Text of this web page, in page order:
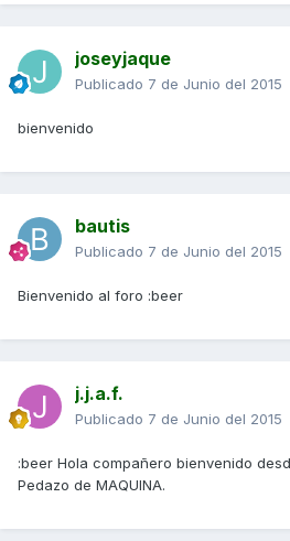
joseyjaque
Publicado 7 de Junio del 2015
bienvenido
bautis
Publicado 7 de Junio del 2015
Bienvenido al foro :beer
j.j.a.f.
Publicado 7 de Junio del 2015
:beer Hola compañero bienvenido
Pedazo de MAQUINA.